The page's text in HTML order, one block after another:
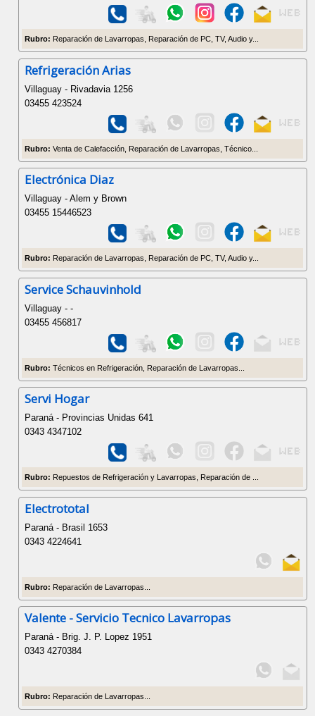
Rubro: Reparación de Lavarropas, Reparación de PC, TV, Audio y...
Refrigeración Arias
Villaguay - Rivadavia 1256
03455 423524
Rubro: Venta de Calefacción, Reparación de Lavarropas, Técnico...
Electrónica Diaz
Villaguay - Alem y Brown
03455 15446523
Rubro: Reparación de Lavarropas, Reparación de PC, TV, Audio y...
Service Schauvinhold
Villaguay - -
03455 456817
Rubro: Técnicos en Refrigeración, Reparación de Lavarropas...
Servi Hogar
Paraná - Provincias Unidas 641
0343 4347102
Rubro: Repuestos de Refrigeración y Lavarropas, Reparación de ...
Electrototal
Paraná - Brasil 1653
0343 4224641
Rubro: Reparación de Lavarropas...
Valente - Servicio Tecnico Lavarropas
Paraná - Brig. J. P. Lopez 1951
0343 4270384
Rubro: Reparación de Lavarropas...